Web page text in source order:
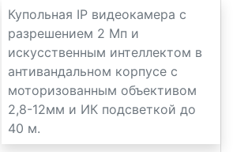
Купольная IP видеокамера c
разрешением 2 Мп и
искусственным интеллектом в
антивандальном корпусе с
моторизованным объективом
2,8-12мм и ИК подсветкой до
40 м.